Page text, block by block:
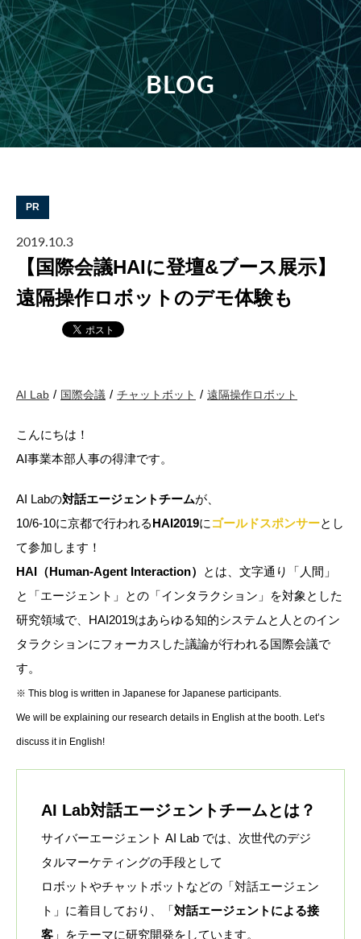
BLOG
PR
2019.10.3
【国際会議HAIに登壇&ブース展示】
遠隔操作ロボットのデモ体験も
AI Lab 国際会議 チャットボット 遠隔操作ロボット
こんにちは！
AI事業本部人事の得津です。
AI Labの対話エージェントチームが、
10/6-10に京都で行われるHAI2019に ゴールドスポンサーとし
て参加します！
HAI（Human-Agent Interaction）
とは、文字通り「人間」
と「エージェント」との「インタラクション」を対象とした
研究領域で、HAI2019はあらゆる知的システムと人とのイン
タラクションにフォーカスした議論が行われる国際会議で
す。
※ This blog is written in Japanese for Japanese participants.
We will be explaining our research details in English at the booth. Let’s
discuss it in English!
AI Lab対話エージェントチームとは？
サイバーエージェント AI Lab では、次世代のデジ
タルマーケティングの手段として
ロボットやチャットボットなどの「対話エージェン
ト」に着目しており、「対話エージェントによる接
客 」をテーマに研究開発をしています。